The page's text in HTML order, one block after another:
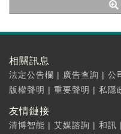
相關訊息
法定公告欄 | 廣告查詢 | 公
版權聲明 | 重要聲明 | 私隱
友情鏈接
清博智能 | 艾媒諮詢 | 和訊 |